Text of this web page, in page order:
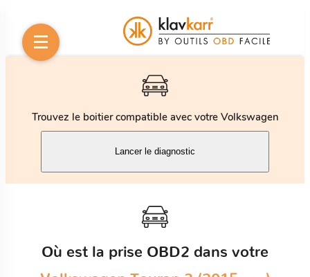
Trouvez le boitier compatible avec votre Volkswagen
Lancer le diagnostic
Où est la prise OBD2 dans votre